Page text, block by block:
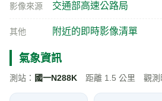
影像來源 交通部高速公路局
其他 附近的即時影像清單
氣象資訊
測站： 國一N288K 距離 1.5 公里 觀測